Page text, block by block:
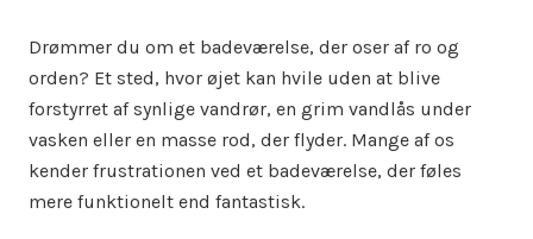
Drømmer du om et badeværelse, der oser af ro og
orden? Et sted, hvor øjet kan hvile uden at blive
forstyrret af synlige vandrør, en grim vandlås under
vasken eller en masse rod, der flyder. Mange af os
kender frustrationen ved et badeværelse, der føles
mere funktionelt end fantastisk.